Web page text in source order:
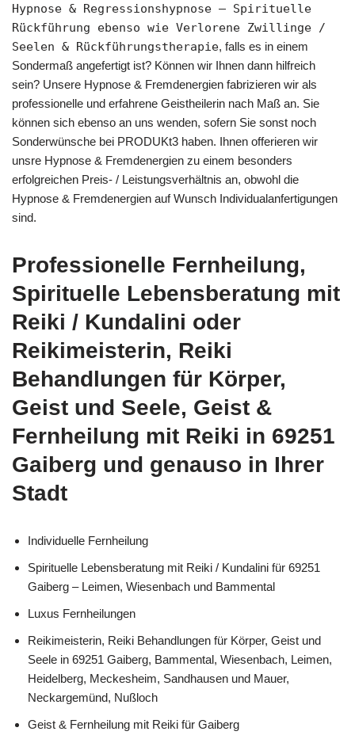
Hypnose & Regressionshypnose – Spirituelle
Rückführung ebenso wie Verlorene Zwillinge /
Seelen & Rückführungstherapie, falls es in einem
Sondermaß angefertigt ist? Können wir Ihnen dann hilfreich
sein? Unsere Hypnose & Fremdenergien fabrizieren wir als
professionelle und erfahrene Geistheilerin nach Maß an. Sie
können sich ebenso an uns wenden, sofern Sie sonst noch
Sonderwünsche bei PRODUKt3 haben. Ihnen offerieren wir
unsre Hypnose & Fremdenergien zu einem besonders
erfolgreichen Preis- / Leistungsverhältnis an, obwohl die
Hypnose & Fremdenergien auf Wunsch Individualanfertigungen
sind.
Professionelle Fernheilung,
Spirituelle Lebensberatung mit
Reiki / Kundalini oder
Reikimeisterin, Reiki
Behandlungen für Körper,
Geist und Seele, Geist &
Fernheilung mit Reiki in 69251
Gaiberg und genauso in Ihrer
Stadt
Individuelle Fernheilung
Spirituelle Lebensberatung mit Reiki / Kundalini für 69251
Gaiberg – Leimen, Wiesenbach und Bammental
Luxus Fernheilungen
Reikimeisterin, Reiki Behandlungen für Körper, Geist und
Seele in 69251 Gaiberg, Bammental, Wiesenbach, Leimen,
Heidelberg, Meckesheim, Sandhausen und Mauer,
Neckargemünd, Nußloch
Geist & Fernheilung mit Reiki für Gaiberg